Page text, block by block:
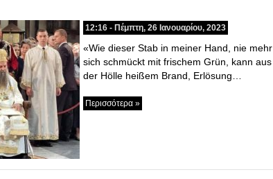
12:16 - Πέμπτη, 26 Ιανουαρίου, 2023
«Wie dieser Stab in meiner Hand, nie mehr
sich schmückt mit frischem Grün, kann aus
der Hölle heißem Brand, Erlösung…
Περισσότερα »